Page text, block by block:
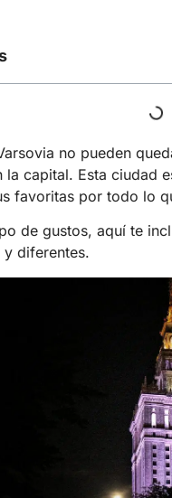
no pueden
la capital. Esta ciudad
favoritas por todo lo
de gustos, aquí te
diferentes.